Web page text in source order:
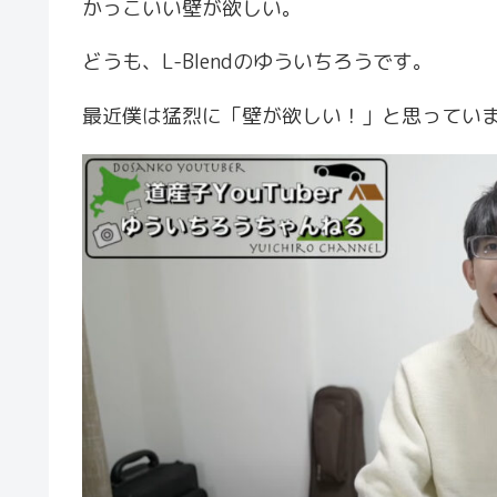
かっこいい壁が欲しい。
どうも、L-Blendのゆういちろうです。
最近僕は猛烈に「壁が欲しい！」と思ってい